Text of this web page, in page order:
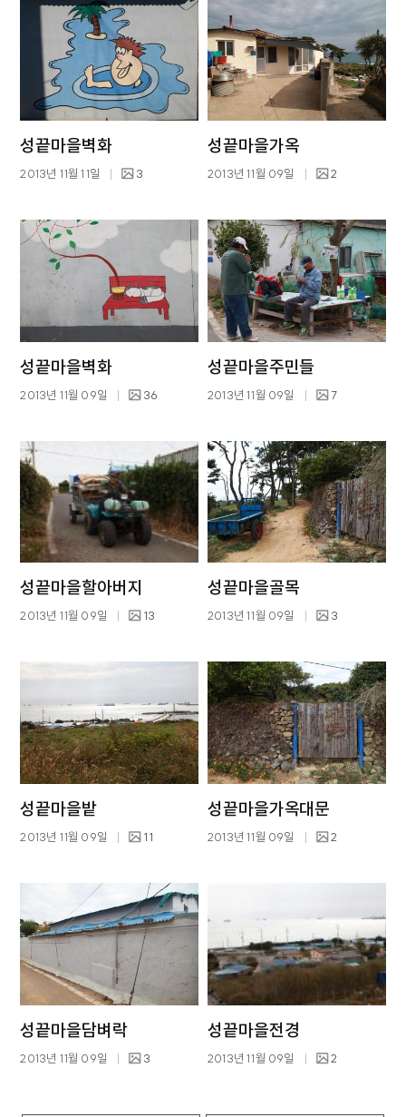
성끝마을벽화
2013년 11월 11일 3
성끝마을가옥
2013년 11월 09일 2
성끝마을벽화
2013년 11월 09일 36
성끝마을주민들
2013년 11월 09일 7
성끝마을할아버지
2013년 11월 09일 13
성끝마을골목
2013년 11월 09일 3
성끝마을밭
2013년 11월 09일 11
성끝마을가옥대문
2013년 11월 09일 2
성끝마을담벼락
2013년 11월 09일 3
성끝마을전경
2013년 11월 09일 2